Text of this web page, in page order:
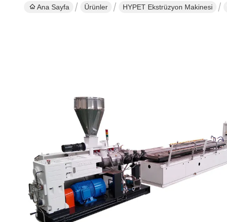
Ana Sayfa Ürünler HYPET Ekstrüzyon Makinesi